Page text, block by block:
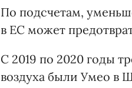
По подсчетам,
в ЕС может
С 2019 по 2020 годы
воздуха были Умео в